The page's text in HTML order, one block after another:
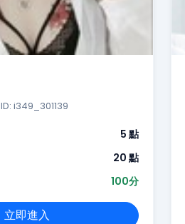
ID: i349_301139
5 點
20 點
100分
立即進入